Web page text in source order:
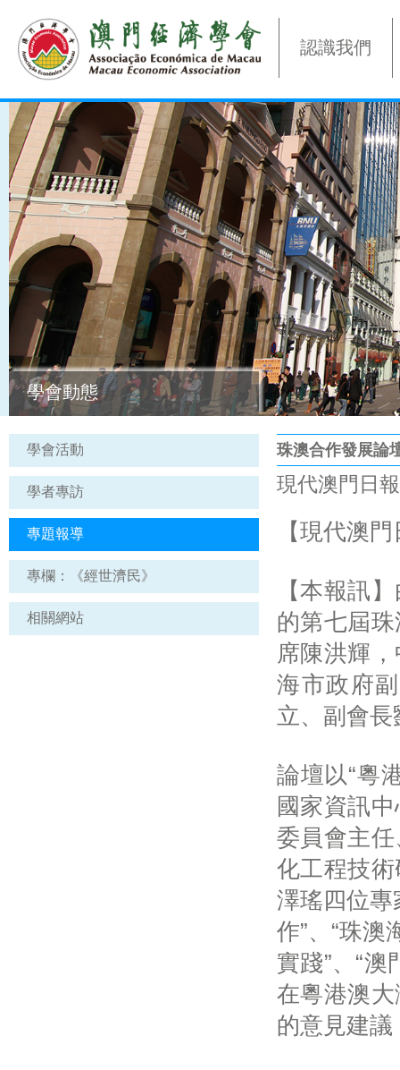
認識我們
學會動態
學會活動
學者專訪
專題報導
專欄：《經世濟民》
相關網站
珠澳合作發展論
現代澳門日
【現代澳
【本報訊
的第七屆
席陳洪輝
海市政府
立、副會
論壇以“粵
國家資訊
委員會主
化工程技
澤瑤四位專
作”、“珠澳
實踐”、“
在粵港澳
的意見建